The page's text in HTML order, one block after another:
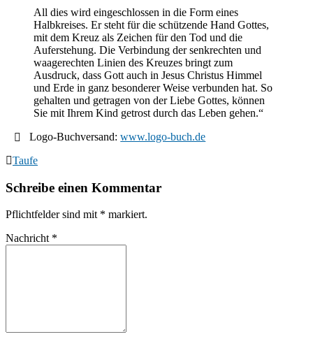
All dies wird eingeschlossen in die Form eines
Halbkreises. Er steht für die schützende Hand Gottes,
mit dem Kreuz als Zeichen für den Tod und die
Auferstehung. Die Verbindung der senkrechten und
waagerechten Linien des Kreuzes bringt zum
Ausdruck, dass Gott auch in Jesus Christus Himmel
und Erde in ganz besonderer Weise verbunden hat. So
gehalten und getragen von der Liebe Gottes, können
Sie mit Ihrem Kind getrost durch das Leben gehen.“
Logo-Buchversand:www.logo-buch.de
Taufe
Schreibe einen Kommentar
Pflichtfelder sind mit * markiert.
Nachricht *